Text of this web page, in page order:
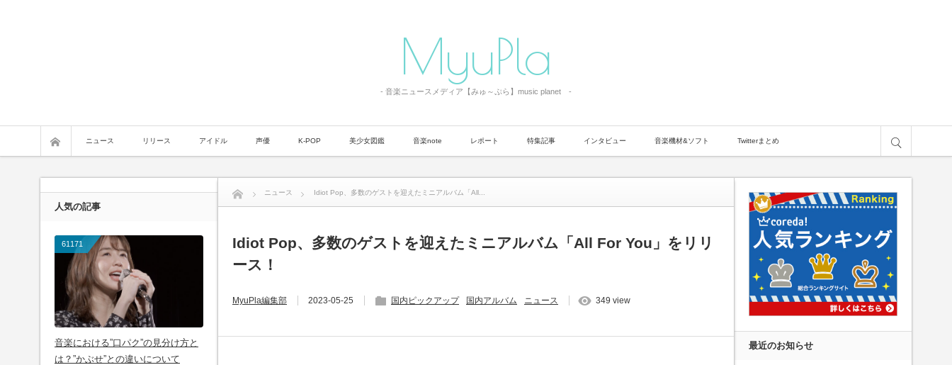
MyuPla
- 音楽ニュースメディア【みゅ～ぷら】music planet -
ニュース リリース アイドル 声優 K-POP 美少女図鑑 音楽note レポート 特集記事 インタビュー 音楽機材&ソフト Twitterまとめ
ニュース Idiot Pop、多数のゲストを迎えたミニアルバム「All...
Idiot Pop、多数のゲストを迎えたミニアルバム「All For You」をリリ
ース！
MyuPla編集部 2023-05-25 国内ピックアップ 国内アルバム ニュース 349 view
人気の記事
61171
音楽における”口パク”の見分け方と
は？”かぶせ”との違いについて
最近のお知らせ